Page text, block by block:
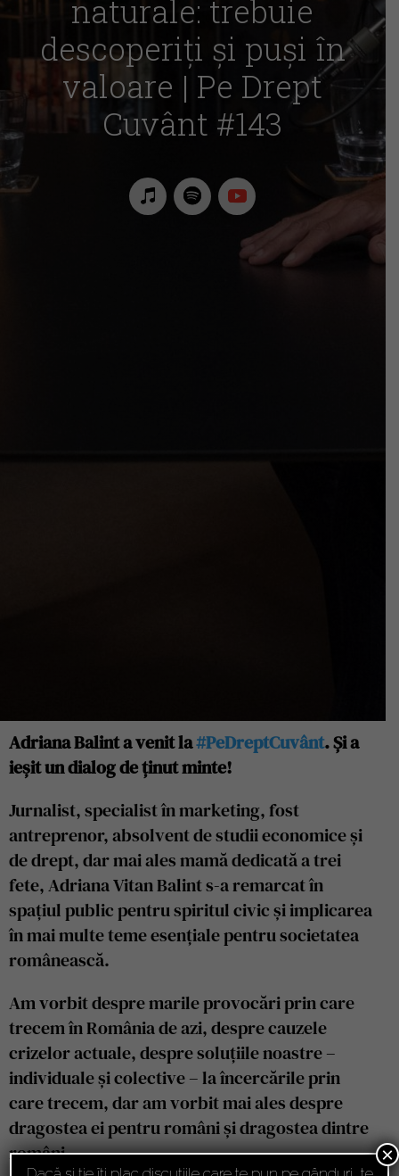
naturale: trebuie
descoperiți și puși în
valoare | Pe Drept
Cuvânt #143
Adriana Balint a venit la#PeDreptCuvânt. Și a
ieșit un dialog de ținut minte!
Jurnalist, specialist în marketing, fost
antreprenor, absolvent de studii economice și
de drept, dar mai ales mamă dedicată a trei
fete, Adriana Vitan Balint s-a remarcat în
spațiul public pentru spiritul civic și implicarea
în mai multe teme esențiale pentru societatea
românească.
Am vorbit despre marile provocări prin care
trecem în România de azi, despre cauzele
crizelor actuale, despre soluțiile noastre –
individuale și colective – la încercările prin
care trecem, dar am vorbit mai ales despre
dragostea ei pentru români și dragostea dintre
români.
×